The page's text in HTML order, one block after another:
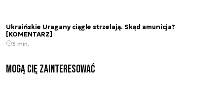
Ukraińskie Uragany ciągle strzelają. Skąd amunicja?
[KOMENTARZ]
3 min.
Mogą Cię zainteresować